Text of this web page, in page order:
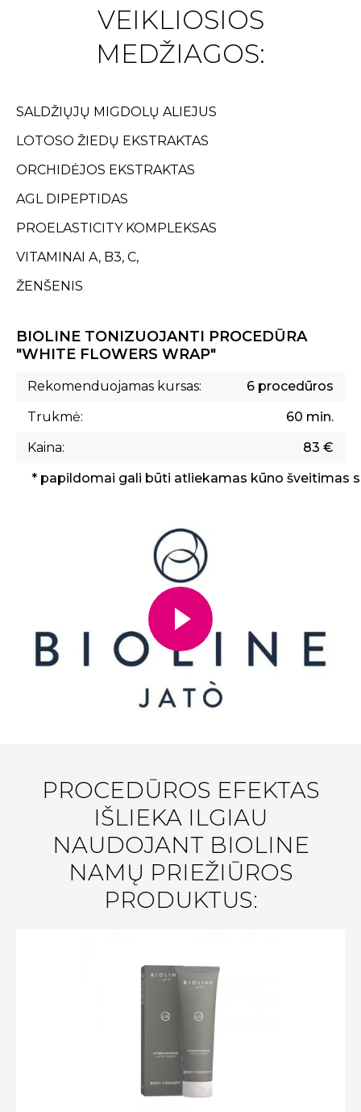
VEIKLIOSIOS
MEDŽIAGOS:
SALDŽIŲJŲ MIGDOLŲ ALIEJUS
LOTOSO ŽIEDŲ EKSTRAKTAS
ORCHIDĖJOS EKSTRAKTAS
AGL DIPEPTIDAS
PROELASTICITY KOMPLEKSAS
VITAMINAI A, B3, C,
ŽENŠENIS
BIOLINE TONIZUOJANTI PROCEDŪRA
"WHITE FLOWERS WRAP"
Rekomenduojamas kursas:
6 procedūros
Trukmė:
60 min.
Kaina:
83 €
* papildomai gali būti atliekamas kūno šveitimas
PROCEDŪROS EFEKTAS
IŠLIEKA ILGIAU
NAUDOJANT BIOLINE
NAMŲ PRIEŽIŪROS
PRODUKTUS: